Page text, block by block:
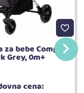
za bebe Compact
Grey, 0m+
cena: